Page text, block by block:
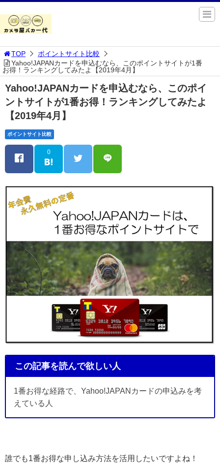
TOP
ポイントサイト比較
Yahoo!JAPANカードを申込むなら、このポイントサイトが1番
お得！ランキングしてみたよ【2019年4月】
Yahoo!JAPANカードを申込むなら、このポイ
ントサイトが1番お得！ランキングしてみたよ
【2019年4月】
ポイントサイト比較
0
この記事を読んで欲しい人
1番お得な経路で、Yahoo!JAPANカードの申込みを考
えている人
誰でも1番お得な申し込み方法を活用したいですよね！